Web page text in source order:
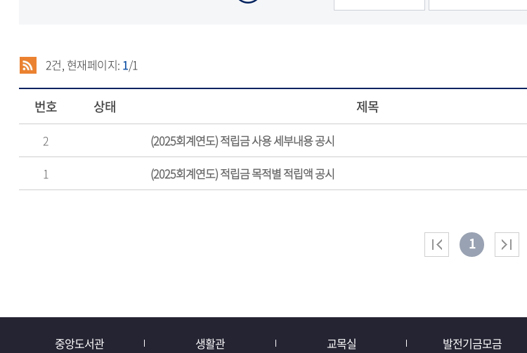
2건, 현재페이지: 1/1
번호 상태 제목
2 (2025회계연도) 적립금 사용 세부내용 공시
1
(2025회계연도) 적립금 목적별 적립액 공시
1
중앙도서관 생활관 교목실 발전기금모금